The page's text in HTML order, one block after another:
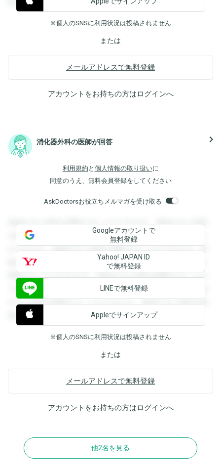
覧することができます。
※個人のSNSに利用状況は投稿されません
または
メールアドレスで無料登録
アカウントをお持ちの方はログインへ
消化器外科の医師が回答 navigate_next
利用規約 と 個人情報の取り扱いに
同意のうえ、無料会員登録をしてください
AskDoctorsお役立ちメルマガを受け取る
登録すると回答を閲覧することができます。登録すると回答
を閲覧することができます。登録すると回答を閲覧すること
ができます。登録すると回答を閲覧することができます。登
録すると回答を閲覧することができます。登録すると回答を
閲覧することができます。登録すると回答を閲覧することが
できます。登録すると回答を閲覧することができます。登録
すると回答を閲覧することができます。登録すると回答を閲
覧することができます。
Googleアカウントで
無料登録
Yahoo! JAPAN ID
で無料登録
LINEで無料登録
Appleでサインアップ
※個人のSNSに利用状況は投稿されません
または
メールアドレスで無料登録
アカウントをお持ちの方はログインへ
他2名を見る